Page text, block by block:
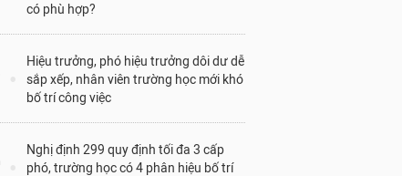
có phù hợp?
Hiệu trưởng, phó hiệu trưởng dôi dư dễ
sắp xếp, nhân viên trường học mới khó
bố trí công việc
Nghị định 299 quy định tối đa 3 cấp
phó, trường học có 4 phân hiệu bố trí